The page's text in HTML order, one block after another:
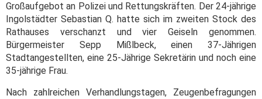
Großaufgebot an Polizei und Rettungskräften. Der 24-jährige
Ingolstädter Sebastian Q. hatte sich im zweiten Stock des
Rathauses verschanzt und vier Geiseln genommen.
Bürgermeister Sepp Mißlbeck, einen 37-Jährigen
Stadtangestellten, eine 25-Jährige Sekretärin und noch eine
35-jährige Frau.
Nach zahlreichen Verhandlungstagen, Zeugenbefragungen